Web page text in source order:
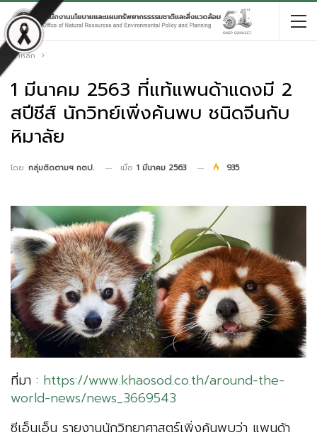
หน้าหลัก
1 มีนาคม 2563 ที่แท้แพนด้าแดงมี 2
สปีชีส์ นักวิทย์เพิ่งค้นพบ ชนิดจีนกับ
หิมาลัย
โดย กลุ่มติดตามฯ กตป. เมื่อ 1 มีนาคม 2563 935
ที่มา : https://www.khaosod.co.th/around-the-
world-news/news_3669543
ซีเอ็นเอ็น รายงานนักวิทยาศาสตร์เพิ่งค้นพบว่า แพนด้า